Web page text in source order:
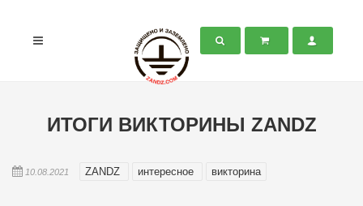
ИТОГИ ВИКТОРИНЫ ZANDZ
10.08.2021 ZANDZ интересное викторина